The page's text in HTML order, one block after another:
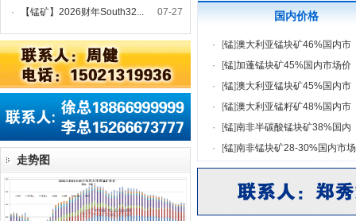
·
【锰矿】2026财年South32... 07-27
走势图
国内价格
· [锰]澳大利亚锰块矿46%国内市
·
[锰]加蓬锰块矿45%国内市场价
·
[锰]澳大利亚锰块矿45%国内市
·
[锰]澳大利亚锰籽矿48%国内市
·
[锰]南非半碳酸锰块矿38%国内
·
[锰]南非锰块矿28-30%国内市场